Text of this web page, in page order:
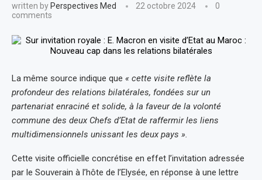
written by Perspectives Med 22 octobre 2024
0
comments
La même source indique que « cette visite reflète la
profondeur des relations bilatérales, fondées sur un
partenariat enraciné et solide, à la faveur de la volonté
commune des deux Chefs d’Etat de raffermir les liens
multidimensionnels unissant les deux pays ».
Cette visite officielle concrétise en effet l’invitation adressée
par le Souverain à l’hôte de l’Elysée, en réponse à une lettre